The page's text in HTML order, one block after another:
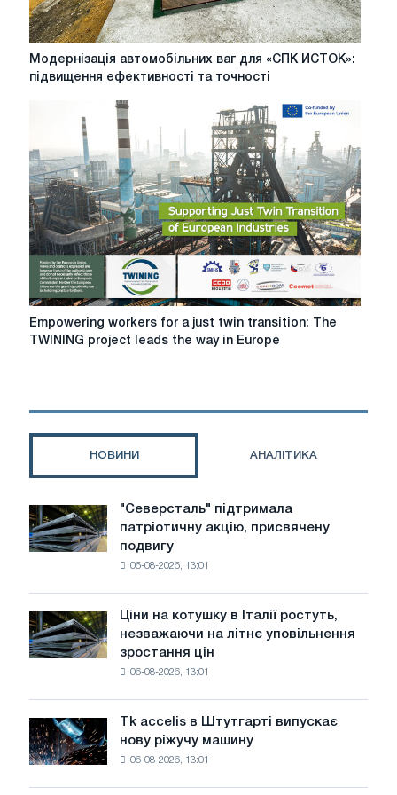
Модернізація
автомобільних
ИСТОК»:
підвищення
ефективності
та
точності
Модернізація автомобільних ваг для «СПК ИСТОК»:
підвищення ефективності та точності
Empowering
workers
twin
project
the
way
Empowering workers for a just twin transition: The
TWINING project leads the way in Europe
НОВИНИ АНАЛІТИКА
"Северсталь"
підтримала
патріотичну
радянської
авіації
в
Великої
Вітчизняної
війни
"Северсталь" підтримала
патріотичну акцію, присвячену
подвигу
06-08-2026, 13:01
Ціни
на
котушку
незважаючи
на
літнє
уповільнення
Ціни на котушку в Італії ростуть,
незважаючи на літнє уповільнення
зростання цін
06-08-2026, 13:01
Tk
accelis
в
Tk accelis в Штутгарті випускає
нову ріжучу машину
06-08-2026, 13:01